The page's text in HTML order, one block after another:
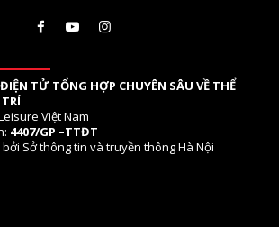
TỬ TỔNG HỢP CHUYÊN SÂU VỀ THỂ
Việt Nam
4407/GP –TTĐT
Sở thông tin và truyền thông Hà Nội